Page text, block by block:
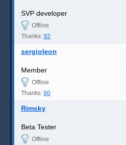
SVP developer
Offline
Thanks: 92
sergioleon
Member
Offline
Thanks: 60
Rimsky
Beta Tester
Offline